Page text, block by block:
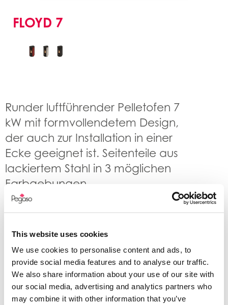
This website uses cookies
We use cookies to personalise content and ads, to
provide social media features and to analyse our traffic.
We also share information about your use of our site with
our social media, advertising and analytics partners who
may combine it with other information that you’ve
FLOYD 7
Runder luftführender Pelletofen 7
kW mit formvollendetem Design,
der auch zur Installation in einer
Ecke geeignet ist. Seitenteile aus
lackiertem Stahl in 3 möglichen
Farbgebungen.
MERKMALE:
– Struktur, Seiten, Tür und Topplatte
aus Metall
– Brennschale aus Gusseisen
– Tägliche / wöchentliche
Programmierung